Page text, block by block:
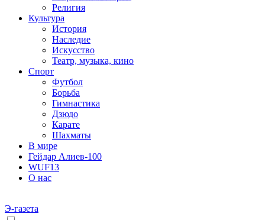
Религия
Культура
История
Наследие
Искусство
Театр, музыка, кино
Спорт
Футбол
Борьба
Гимнастика
Дзюдо
Карате
Шахматы
В мире
Гейдар Алиев-100
WUF13
О нас
Э-газета